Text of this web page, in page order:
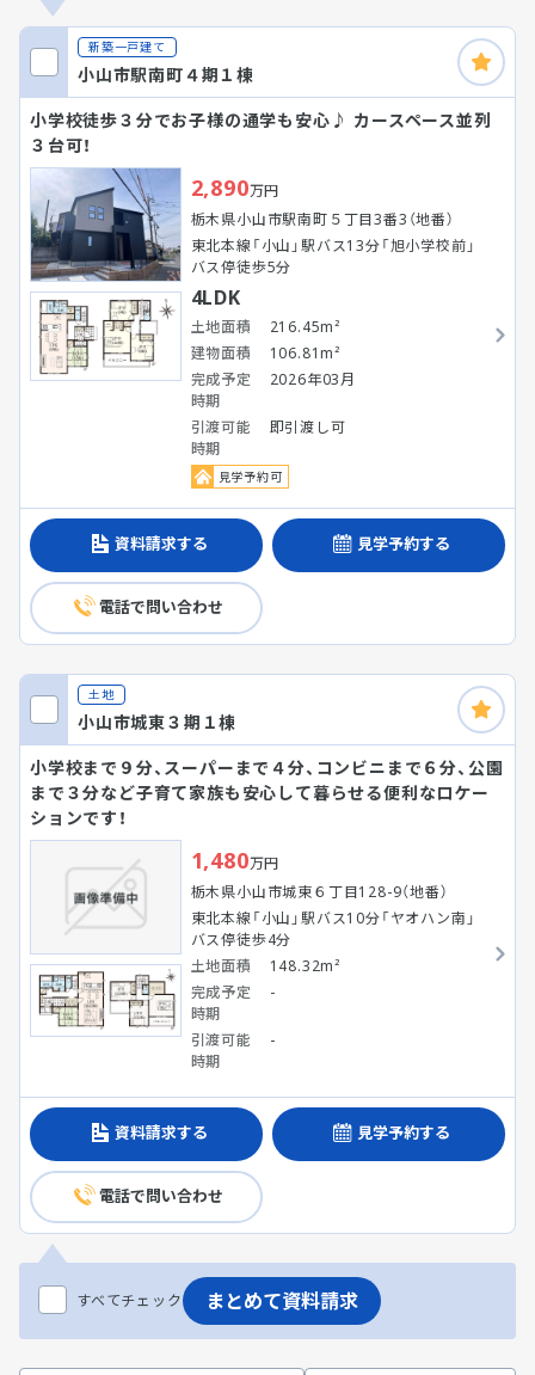
新築一戸建て
小山市駅南町４期１棟
小学校徒歩３分でお子様の通学も安心♪ カースペース並列
３台可！
2,890万円
栃木県小山市駅南町５丁目3番3（地番）
東北本線「小山」駅バス13分「旭小学校前」
バス停徒歩5分
4LDK
土地面積
216.45m²
建物面積
106.81m²
完成予定
時期
2026年03月
引渡可能
時期
即引渡し可
見学予約可
資料請求する 見学予約する
電話で問い合わせ
土地
小山市城東３期１棟
小学校まで９分、スーパーまで４分、コンビニまで６分、公園
まで３分など子育て家族も安心して暮らせる便利なロケー
ションです！
1,480万円
栃木県小山市城東６丁目128-9（地番）
東北本線「小山」駅バス10分「ヤオハン南」
バス停徒歩4分
土地面積
148.32m²
完成予定
時期
-
引渡可能
時期
-
資料請求する 見学予約する
電話で問い合わせ
すべてチェック まとめて資料請求